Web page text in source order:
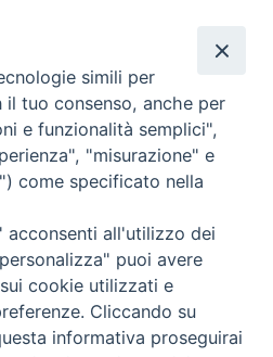
riservata
Tutela della Privacy
©2024 Progetto
simili per
tuo consenso, anche per
e funzionalità semplici",
"misurazione" e
come specificato nella
acconsenti all'utilizzo dei
puoi avere
cookie utilizzati e
Cliccando su
informativa proseguirai